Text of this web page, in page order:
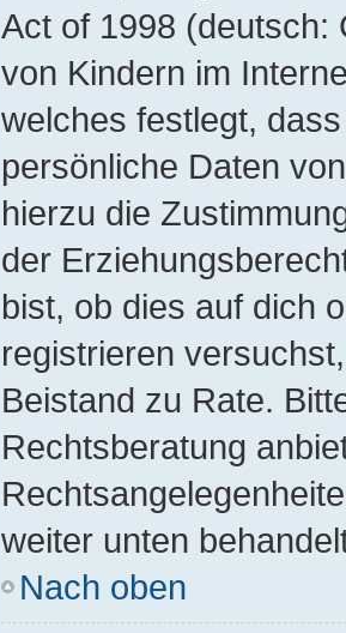
Act of 1998 (deutsch:
von Kindern im
welches festlegt,
persönliche Daten
hierzu die
der
bist, ob dies auf dich
registrieren
Beistand zu Rate.
Rechtsberatung
weiter unten
Nach oben